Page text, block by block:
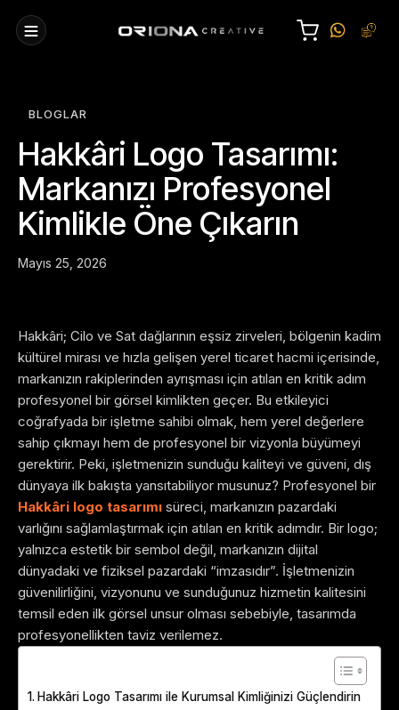
BLOGLAR
Hakkâri Logo Tasarımı:
Markanızı Profesyonel
Kimlikle Öne Çıkarın
Mayıs 25, 2026
Hakkâri; Cilo ve Sat dağlarının eşsiz zirveleri, bölgenin kadim
kültürel mirası ve hızla gelişen yerel ticaret hacmi içerisinde,
markanızın rakiplerinden ayrışması için atılan en kritik adım
profesyonel bir görsel kimlikten geçer. Bu etkileyici
coğrafyada bir işletme sahibi olmak, hem yerel değerlere
sahip çıkmayı hem de profesyonel bir vizyonla büyümeyi
gerektirir. Peki, işletmenizin sunduğu kaliteyi ve güveni, dış
dünyaya ilk bakışta yansıtabiliyor musunuz? Profesyonel bir
Hakkâri logo tasarımı süreci, markanızın pazardaki
varlığını sağlamlaştırmak için atılan en kritik adımdır. Bir logo;
yalnızca estetik bir sembol değil, markanızın dijital
dünyadaki ve fiziksel pazardaki “imzasıdır”. İşletmenizin
güvenilirliğini, vizyonunu ve sunduğunuz hizmetin kalitesini
temsil eden ilk görsel unsur olması sebebiyle, tasarımda
profesyonellikten taviz verilemez.
Hakkâri Logo Tasarımı ile Kurumsal Kimliğinizi Güçlendirin